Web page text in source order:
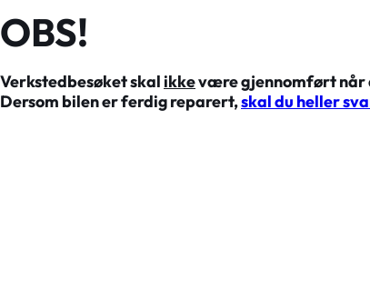
OBS!
Verkstedbesøket skal ikkevære gjennomført når
Dersom bilen er ferdig reparert,skal du heller